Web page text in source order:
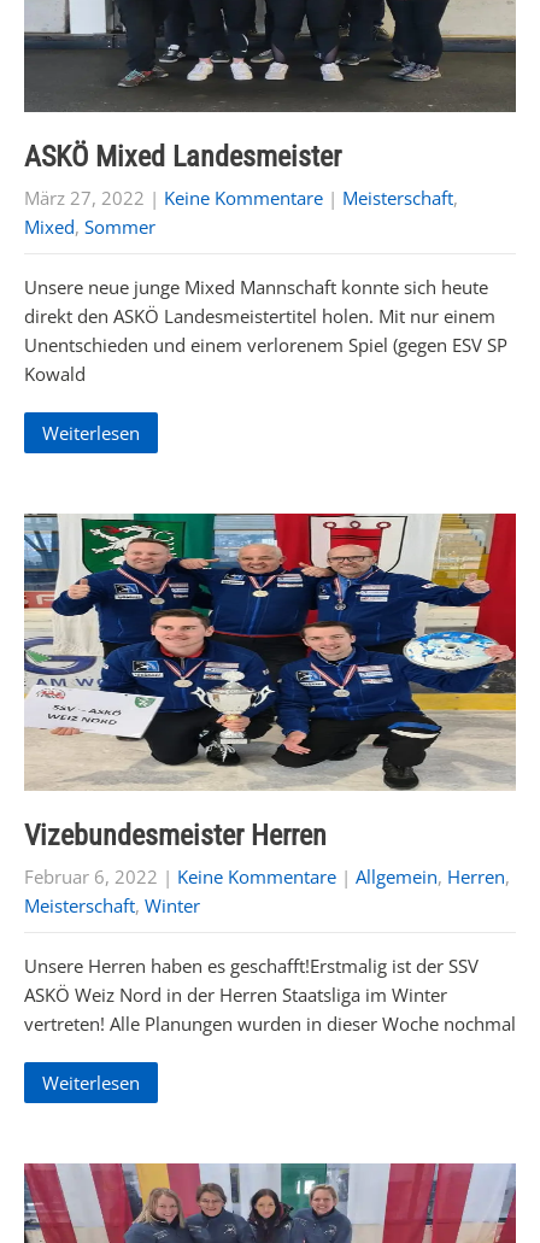
ASKÖ Mixed Landesmeister
März 27, 2022 | Keine Kommentare | Meisterschaft,
Mixed, Sommer
Unsere neue junge Mixed Mannschaft konnte sich heute
direkt den ASKÖ Landesmeistertitel holen. Mit nur einem
Unentschieden und einem verlorenem Spiel (gegen ESV SP
Kowald
Weiterlesen
Vizebundesmeister Herren
Februar 6, 2022 | Keine Kommentare | Allgemein, Herren,
Meisterschaft, Winter
Unsere Herren haben es geschafft!Erstmalig ist der SSV
ASKÖ Weiz Nord in der Herren Staatsliga im Winter
vertreten! Alle Planungen wurden in dieser Woche nochmal
Weiterlesen